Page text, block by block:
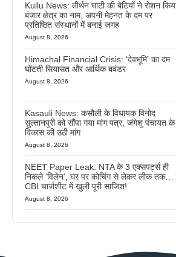
Kullu News: तीर्थन घाटी की बेटियों ने रोशन
बंजार क्षेत्र का नाम, अपनी मेहनत के दम पर
प्रतिष्ठित संस्थानों में बनाई जगह
August 8, 2026
Himachal Financial Crisis: ‘देवभूमि’ का दम
घोंटती सियासत और आर्थिक बवंडर
August 8, 2026
Kasauli News: कसौली के विधायक विनोद
सुल्तानपुरी को सौंपा गया मांग पत्र, जंगेशु पंचायत के
विकास की उठी मांग
August 8, 2026
NEET Paper Leak: NTA के 3 एक्सपर्ट्स ही
निकले ‘विलेन’, घर पर कोचिंग से लेकर लीक तक…
CBI चार्जशीट में खुली पूरी साजिश!
August 8, 2026